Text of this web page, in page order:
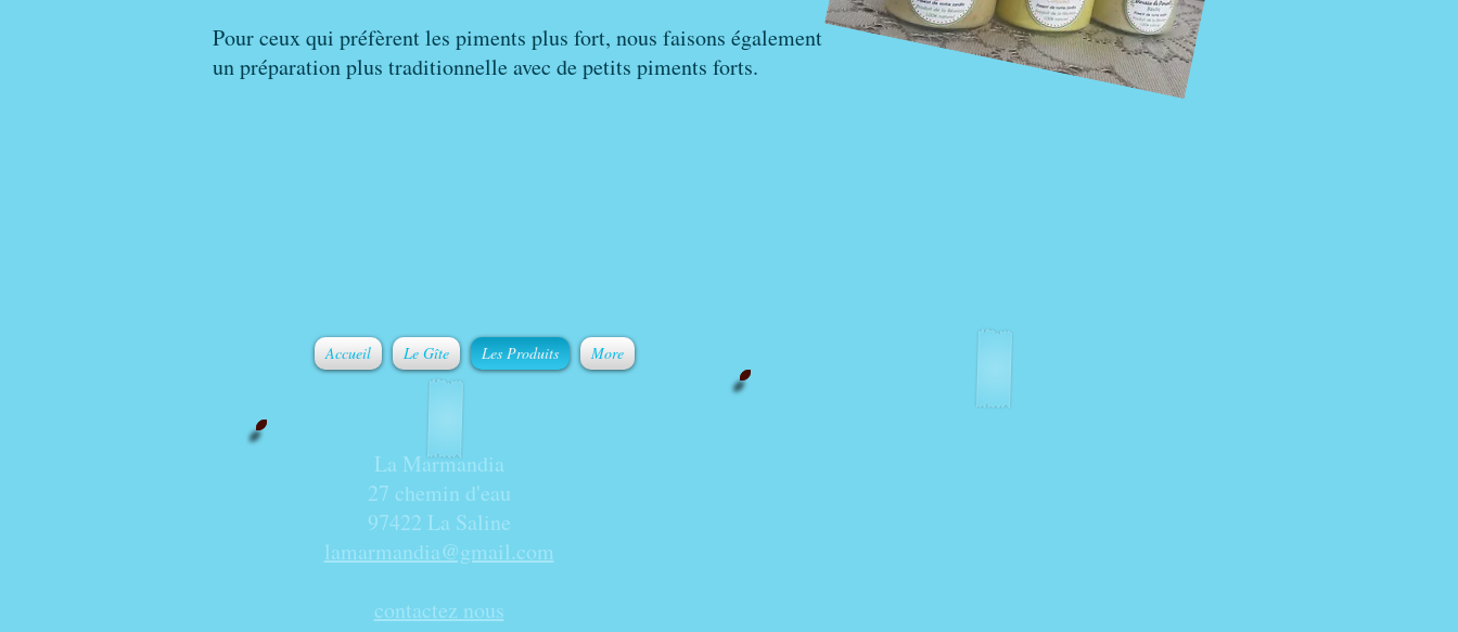
Pour ceux qui préfèrent les piments plus fort, nous faisons également
un préparation plus traditionnelle avec de petits piments forts.
Accueil Le Gîte Les Produits More
La Marmandia
27 chemin d'eau
97422 La Saline
lamarmandia@gmail.com
contactez nous